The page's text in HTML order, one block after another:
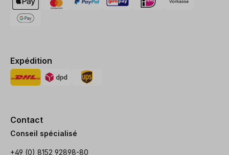
Expédition
Contact
Conseil spécialisé
+49 (0) 8152 92898-80